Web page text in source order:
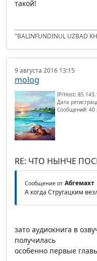
такой!
"BALINFUNDINUL UZBAD
9 августа 2016 13:15
molog
IP/Host:
Дата
Сообщений: 40
RE: ЧТО НЫНЧЕ
Сообщение от Абгемахт
А когда Стругацким
зато аудиокнига в
получилась
особенно первые